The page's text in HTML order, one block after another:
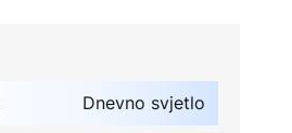
Dnevno svjetlo